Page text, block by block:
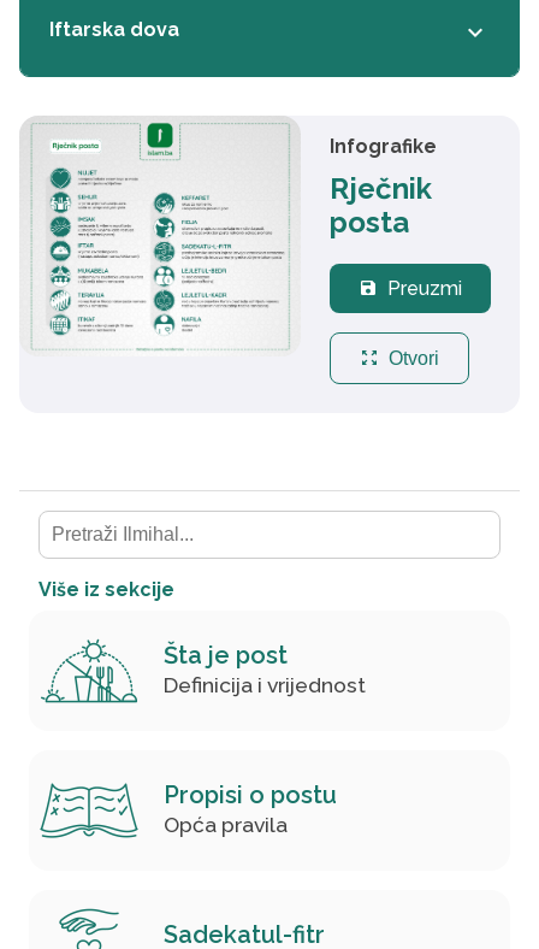
Iftarska dova keyboard_arrow_down
Infografike
Rječnik
posta
save Preuzmi
zoom_out_map Otvori
Više iz sekcije
Šta je post
Definicija i vrijednost
Propisi o postu
Opća pravila
Sadekatul-fitr